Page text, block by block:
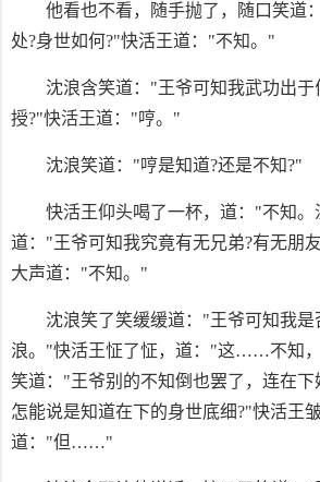
他看也不看，随手抛了，随口笑道
处?身世如何?"快活王道："不知。"
沈浪含笑道："王爷可知我武功出于
授?"快活王道："哼。"
沈浪笑道："哼是知道?还是不知?"
快活王仰头喝了一杯，道："不知。
道："王爷可知我究竟有无兄弟?有无朋
大声道："不知。"
沈浪笑了笑缓缓道："王爷可知我是
浪。"快活王怔了怔，道："这……不知
笑道："王爷别的不知倒也罢了，连在下
怎能说是知道在下的身世底细?"快活王皱
道："但……"